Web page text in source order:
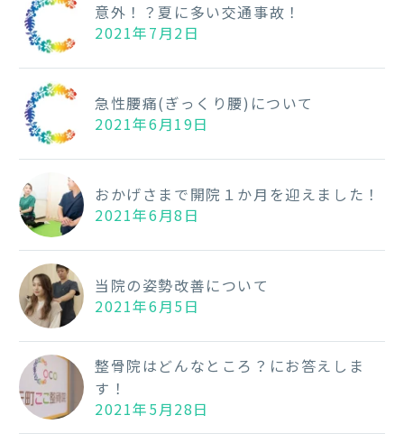
意外！？夏に多い交通事故！
2021年7月2日
急性腰痛(ぎっくり腰)について
2021年6月19日
おかげさまで開院１か月を迎えました！
2021年6月8日
当院の姿勢改善について
2021年6月5日
整骨院はどんなところ？にお答えしま
す！
2021年5月28日